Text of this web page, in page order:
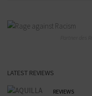
LATEST REVIEWS
REVIEWS